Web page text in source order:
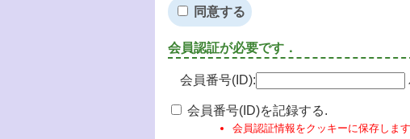
同意する
会員認証が必要です．
会員番号(ID):
会員番号(ID)を記録する.
会員認証情報をクッキーに保存しま